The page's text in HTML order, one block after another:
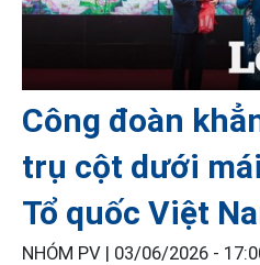
Công đoàn
trụ cột dưới
Tổ quốc Việt
NHÓM PV | 03/06/2026 -